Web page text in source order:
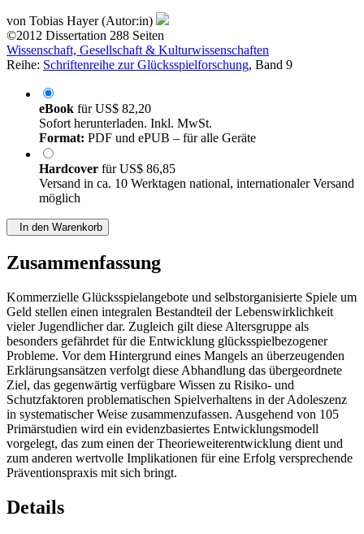
von Tobias Hayer (Autor:in)
©2012 Dissertation 288 Seiten
Wissenschaft, Gesellschaft & Kulturwissenschaften
Reihe: Schriftenreihe zur Glücksspielforschung, Band 9
eBook fürUS$ 82,20
Sofort herunterladen. Inkl. MwSt.
Format: PDF und ePUB – für alle Geräte
Hardcover fürUS$ 86,85
Versand in ca. 10 Werktagen national, internationaler Versand
möglich
In den Warenkorb
Zusammenfassung
Kommerzielle Glücksspielangebote und selbstorganisierte Spiele um
Geld stellen einen integralen Bestandteil der Lebenswirklichkeit
vieler Jugendlicher dar. Zugleich gilt diese Altersgruppe als
besonders gefährdet für die Entwicklung glücksspielbezogener
Probleme. Vor dem Hintergrund eines Mangels an überzeugenden
Erklärungsansätzen verfolgt diese Abhandlung das übergeordnete
Ziel, das gegenwärtig verfügbare Wissen zu Risiko- und
Schutzfaktoren problematischen Spielverhaltens in der Adoleszenz
in systematischer Weise zusammenzufassen. Ausgehend von 105
Primärstudien wird ein evidenzbasiertes Entwicklungsmodell
vorgelegt, das zum einen der Theorieweiterentwicklung dient und
zum anderen wertvolle Implikationen für eine Erfolg versprechende
Präventionspraxis mit sich bringt.
Details